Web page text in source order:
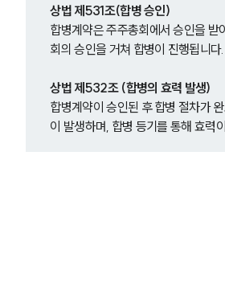
상법 제531조(합병 승인)
합병계약은 주주총회에서 승인을 받
회의 승인을 거쳐 합병이 진행됩니다.
상법 제532조 (합병의 효력 발생)
합병계약이 승인된 후 합병 절차가
이 발생하며, 합병 등기를 통해 효력